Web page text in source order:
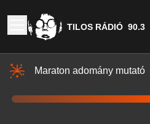
TILOS RÁDIÓ 90.3
Maraton adomány mutató